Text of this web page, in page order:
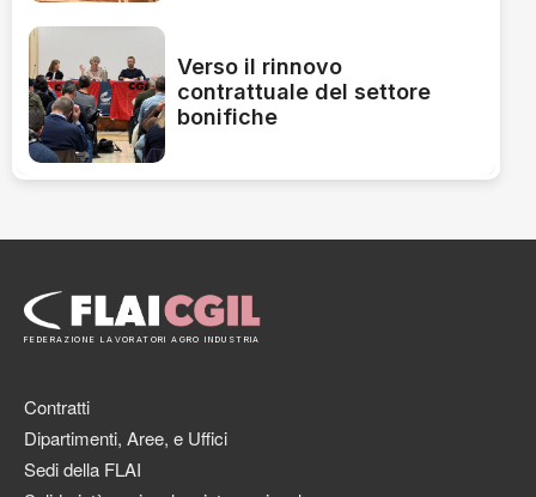
Verso il rinnovo
contrattuale del settore
bonifiche
FEDERAZIONE LAVORATORI AGRO INDUSTRIA
Contratti
Dipartimenti, Aree, e Uffici
Sedi della FLAI